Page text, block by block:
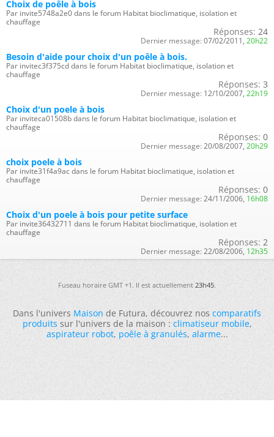
Choix de poêle à bois
Par invite5748a2e0 dans le forum Habitat bioclimatique, isolation et
chauffage
Réponses: 24
Dernier message: 07/02/2011, 20h22
Besoin d'aide pour choix d'un poêle à bois.
Par invitec3f375cd dans le forum Habitat bioclimatique, isolation et
chauffage
Réponses: 3
Dernier message: 12/10/2007, 22h19
Choix d'un poele à bois
Par inviteca01508b dans le forum Habitat bioclimatique, isolation et
chauffage
Réponses: 0
Dernier message: 20/08/2007, 20h29
choix poele à bois
Par invite31f4a9ac dans le forum Habitat bioclimatique, isolation et
chauffage
Réponses: 0
Dernier message: 24/11/2006, 16h08
Choix d'un poele à bois pour petite surface
Par invite36432711 dans le forum Habitat bioclimatique, isolation et
chauffage
Réponses: 2
Dernier message: 22/08/2006, 12h35
Fuseau horaire GMT +1. Il est actuellement23h45.
Dans l'universMaisonde Futura, découvrez noscomparatifs
produitssur l'univers de la maison :climatiseur mobile,
aspirateur robot,poêle à granulés,alarme...